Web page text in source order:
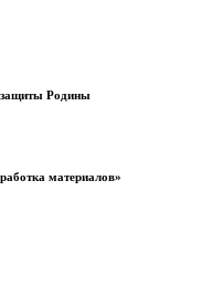
защиты Родины
материалов»